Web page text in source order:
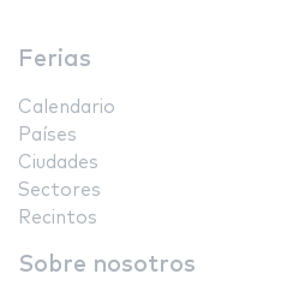
Ferias
Calendario
Países
Ciudades
Sectores
Recintos
Sobre nosotros